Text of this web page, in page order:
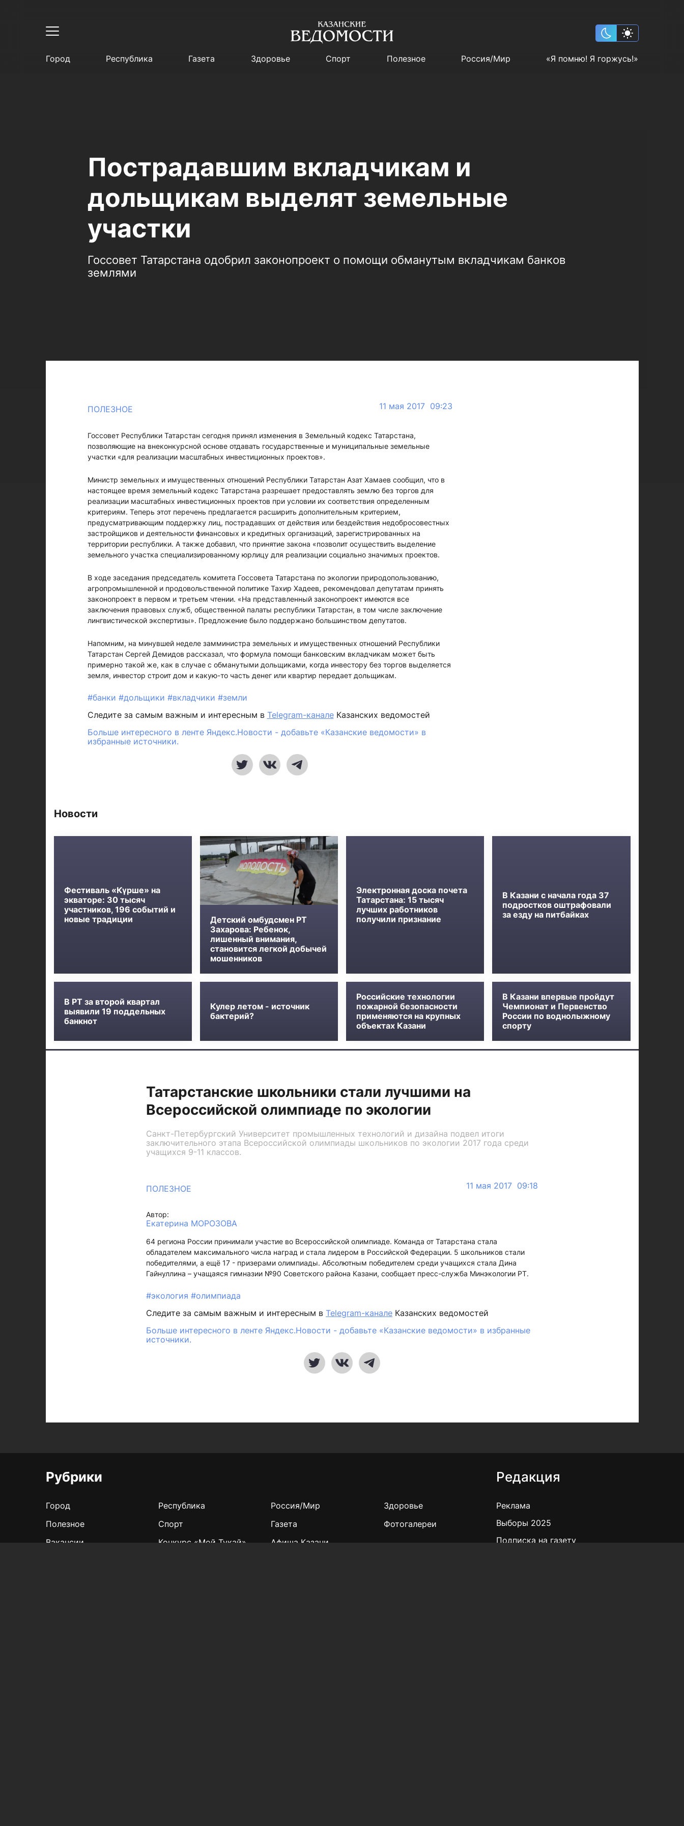
Город Республика Газета Здоровье Спорт Полезное Россия/Мир «Я помню! Я горжусь!»
Пострадавшим вкладчикам и
дольщикам выделят земельные
участки
Госсовет Татарстана одобрил законопроект о помощи обманутым вкладчикам банков
землями
ПОЛЕЗНОЕ 11 мая 2017 09:23
Госсовет Республики Татарстан сегодня принял изменения в Земельный кодекс Татарстана,
позволяющие на внеконкурсной основе отдавать государственные и муниципальные земельные
участки «для реализации масштабных инвестиционных проектов».
Министр земельных и имущественных отношений Республики Татарстан Азат Хамаев сообщил, что в
настоящее время земельный кодекс Татарстана разрешает предоставлять землю без торгов для
реализации масштабных инвестиционных проектов при условии их соответствия определенным
критериям. Теперь этот перечень предлагается расширить дополнительным критерием,
предусматривающим поддержку лиц, пострадавших от действия или бездействия недобросовестных
застройщиков и деятельности финансовых и кредитных организаций, зарегистрированных на
территории республики. А также добавил, что принятие закона «позволит осуществить выделение
земельного участка специализированному юрлицу для реализации социально значимых проектов.
В ходе заседания председатель комитета Госсовета Татарстана по экологии природопользованию,
агропромышленной и продовольственной политике Тахир Хадеев, рекомендовал депутатам принять
законопроект в первом и третьем чтении. «На представленный законопроект имеются все
заключения правовых служб, общественной палаты республики Татарстан, в том числе заключение
лингвистической экспертизы». Предложение было поддержано большинством депутатов.
Напомним, на минувшей неделе замминистра земельных и имущественных отношений Республики
Татарстан Сергей Демидов рассказал, что формула помощи банковским вкладчикам может быть
примерно такой же, как в случае с обманутыми дольщиками, когда инвестору без торгов выделяется
земля, инвестор строит дом и какую-то часть денег или квартир передает дольщикам.
#банки #дольщики #вкладчики #земли
Следите за самым важным и интересным в Telegram-каналеКазанских ведомостей
Больше интересного в ленте Яндекс.Новости - добавьте «Казанские ведомости» в
избранные источники.
Новости
Фестиваль «Күрше» на
экваторе: 30 тысяч
участников, 196 событий и
новые традиции
Детский омбудсмен РТ
Захарова: Ребенок,
лишенный внимания,
становится легкой добычей
мошенников
Электронная доска почета
Татарстана: 15 тысяч
лучших работников
получили признание
В Казани с начала года 37
подростков оштрафовали
за езду на питбайках
В РТ за второй квартал
выявили 19 поддельных
банкнот
Кулер летом - источник
бактерий?
Российские технологии
пожарной безопасности
применяются на крупных
объектах Казани
В Казани впервые пройдут
Чемпионат и Первенство
России по воднолыжному
спорту
Татарстанские школьники стали лучшими на
Всероссийской олимпиаде по экологии
Санкт-Петербургский Университет промышленных технологий и дизайна подвел итоги
заключительного этапа Всероссийской олимпиады школьников по экологии 2017 года среди
учащихся 9-11 классов.
ПОЛЕЗНОЕ 11 мая 2017 09:18
Автор:
Екатерина МОРОЗОВА
64 региона России принимали участие во Всероссийской олимпиаде. Команда от Татарстана стала
обладателем максимального числа наград и стала лидером в Российской Федерации. 5 школьников стали
победителями, а ещё 17 - призерами олимпиады. Абсолютным победителем среди учащихся стала Дина
Гайнуллина – учащаяся гимназии №90 Советского района Казани, сообщает пресс-служба Минэкологии РТ.
#экология #олимпиада
Следите за самым важным и интересным в Telegram-канале Казанских ведомостей
Больше интересного в ленте Яндекс.Новости - добавьте «Казанские ведомости» в избранные
источники.
Рубрики
Город Республика Россия/Мир
Здоровье
Полезное
Спорт Газета
Фотогалереи
Вакансии
Конкурс «Мой Тукай» Афиша Казани
Редакция
Реклама
Выборы 2025
Подписка на газету